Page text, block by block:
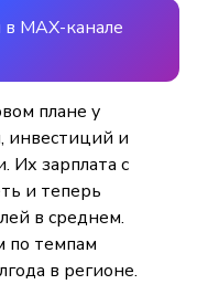
MAX-канале
плане у
инвестиций и
Их зарплата с
и теперь
в среднем.
по темпам
в регионе.